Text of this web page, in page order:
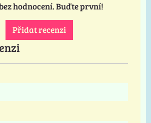
hodnocení. Buďte první!
Přidat recenzi